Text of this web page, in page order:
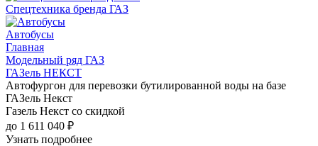
Спецтехника бренда ГАЗ
Автобусы
Главная
Модельный ряд ГАЗ
ГАЗель НЕКСТ
Автофургон для перевозки бутилированной воды на базе
ГАЗель Некст
Газель Некст со скидкой
до 1 611 040 ₽
Узнать подробнее